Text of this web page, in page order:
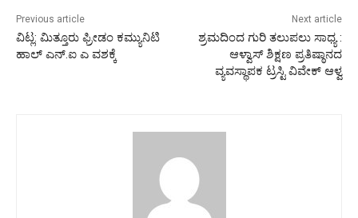
Previous article
ವಿಟ್ಲ: ಮಿತ್ತೂರು ಫ್ರೀಡಂ ಕಮ್ಯುನಿಟಿ
ಹಾಲ್ ಎನ್.ಐ ಎ ವಶಕ್ಕೆ
Next article
ಶ್ರಮದಿಂದ ಗುರಿ ತಲುಪಲು ಸಾಧ್ಯ :
ಆಳ್ವಾಸ್ ಶಿಕ್ಷಣ ಪ್ರತಿಷ್ಠಾನದ
ವ್ಯವಸ್ಥಾಪಕ ಟ್ರಸ್ಟಿ ವಿವೇಕ್ ಆಳ್ವ